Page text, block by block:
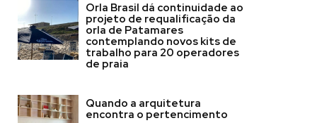
Orla Brasil dá continuidade ao
projeto de requalificação da
orla de Patamares
contemplando novos kits de
trabalho para 20 operadores
de praia
Quando a arquitetura
encontra o pertencimento